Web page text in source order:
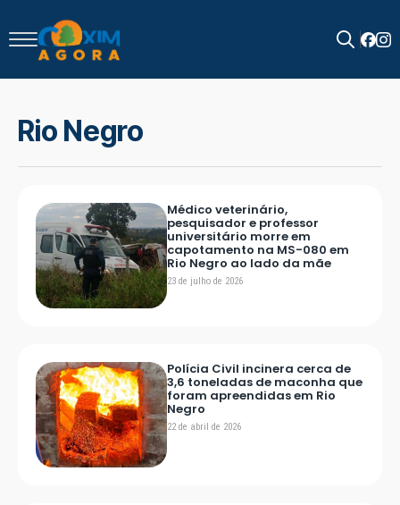
for:
Rio Negro
Médico veterinário,
pesquisador e professor
universitário morre em
capotamento na MS-080 em
Rio Negro ao lado da mãe
23 de julho de 2026
Polícia Civil incinera cerca de
3,6 toneladas de maconha que
foram apreendidas em Rio
Negro
22 de abril de 2026